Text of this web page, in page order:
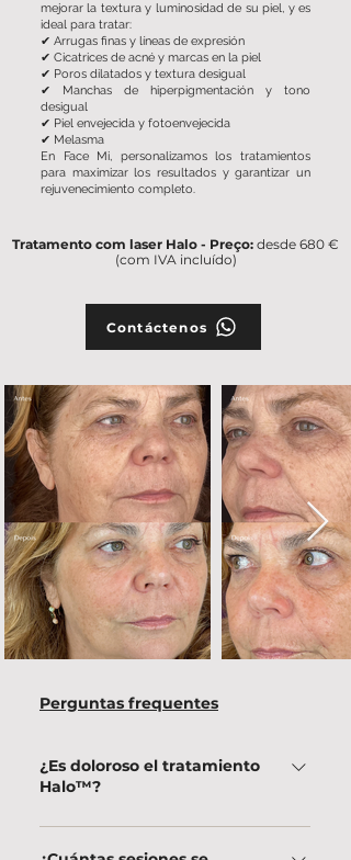
mejorar la textura y luminosidad de su piel, y es
ideal para tratar:
✔ Arrugas finas y líneas de expresión
✔ Cicatrices de acné y marcas en la piel
✔ Poros dilatados y textura desigual
✔ Manchas de hiperpigmentación y tono
desigual
✔ Piel envejecida y fotoenvejecida
✔ Melasma
En Face Mi, personalizamos los tratamientos
para maximizar los resultados y garantizar un
rejuvenecimiento completo.
Tratamento com laser Halo - Preço: desde 680 €
(com IVA incluído)
Contáctenos
Perguntas frequentes
¿Es doloroso el tratamiento
Halo™?
Las molestias son leves a moderadas y